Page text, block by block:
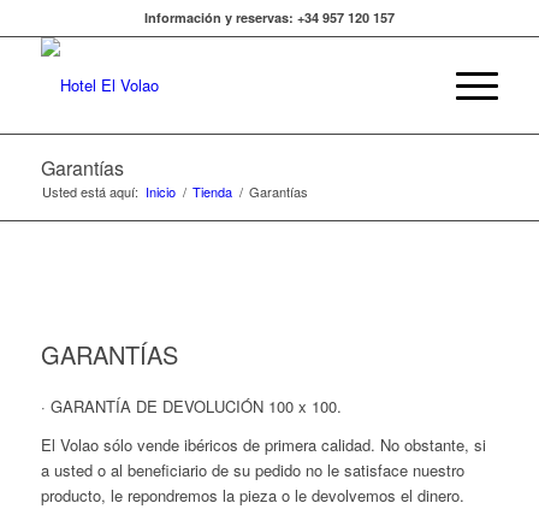
Información y reservas: +34 957 120 157
Garantías
Usted está aquí: Inicio / Tienda / Garantías
GARANTÍAS
· GARANTÍA DE DEVOLUCIÓN 100 x 100.
El Volao sólo vende ibéricos de primera calidad. No obstante, si
a usted o al beneficiario de su pedido no le satisface nuestro
producto, le repondremos la pieza o le devolvemos el dinero.